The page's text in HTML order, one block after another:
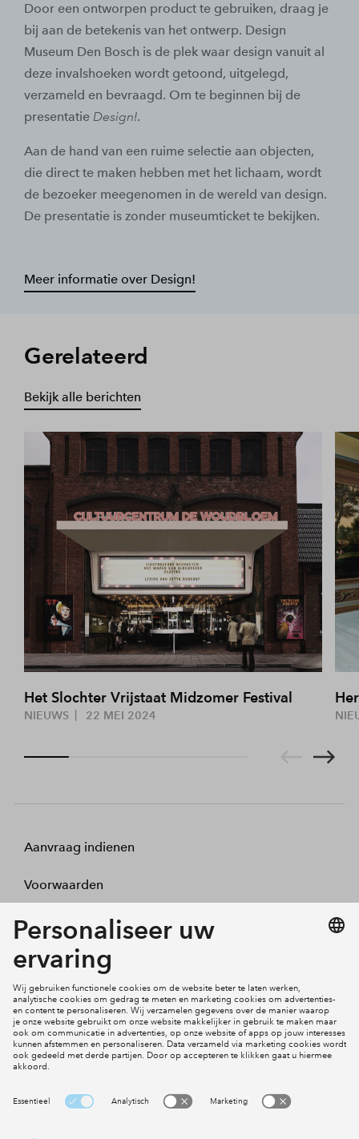
Door een ontworpen product te gebruiken, draag je
bij aan de betekenis van het ontwerp. Design
Museum Den Bosch is de plek waar design vanuit al
deze invalshoeken wordt getoond, uitgelegd,
verzameld en bevraagd. Om te beginnen bij de
presentatie Design!.
Aan de hand van een ruime selectie aan objecten,
die direct te maken hebben met het lichaam, wordt
de bezoeker meegenomen in de wereld van design.
De presentatie is zonder museumticket te bekijken.
Meer informatie over Design!
Gerelateerd
Bekijk alle berichten
Het Slochter Vrijstaat Midzomer Festival
NIEUWS 22 MEI 2024
Aanvraag indienen
Voorwaarden
Projecten
Inloggen